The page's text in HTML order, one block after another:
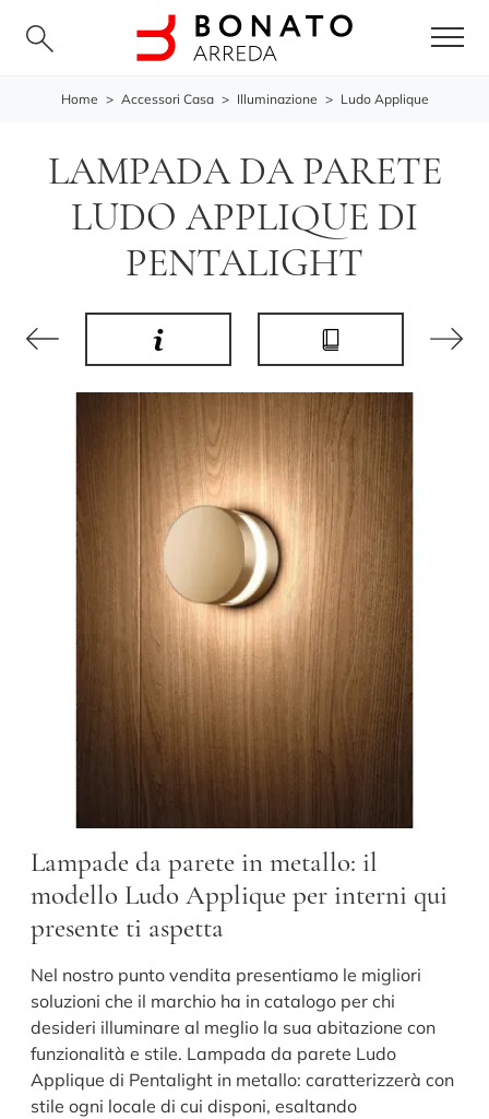
Home > Accessori Casa > Illuminazione > Ludo Applique
LAMPADA DA PARETE
LUDO APPLIQUE DI
PENTALIGHT
Lampade da parete in metallo: il
modello Ludo Applique per interni qui
presente ti aspetta
Nel nostro punto vendita presentiamo le migliori
soluzioni che il marchio ha in catalogo per chi
desideri illuminare al meglio la sua abitazione con
funzionalità e stile. Lampada da parete Ludo
Applique di Pentalight in metallo: caratterizzerà con
stile ogni locale di cui disponi, esaltando